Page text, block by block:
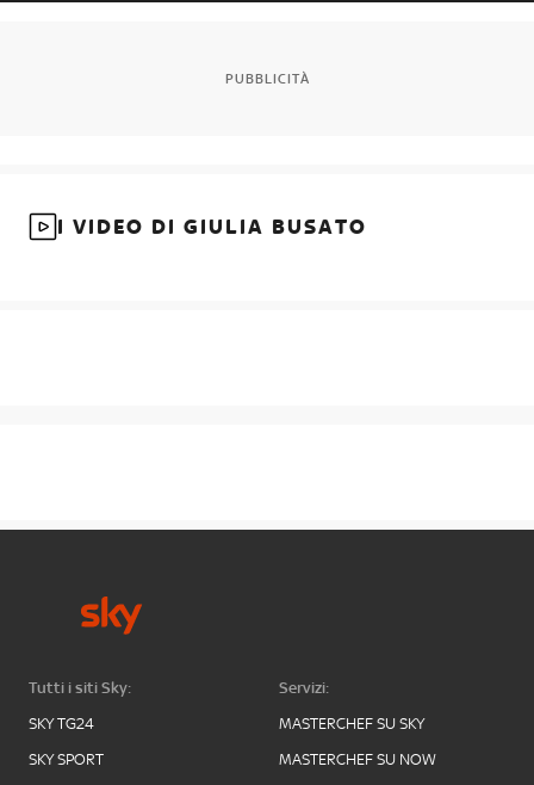
PUBBLICITÀ
I VIDEO DI GIULIA BUSATO
Tutti i siti Sky:
SKY TG24
SKY SPORT
Servizi:
MASTERCHEF SU SKY
MASTERCHEF SU NOW